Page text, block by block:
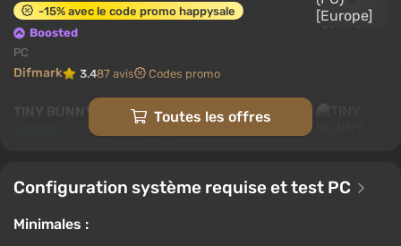
-15% avec le code promo happysale
Boosted
PC
Difmark 3.487 avis Codes promo
TINY BUNNY Steam PC Gift AUTO DELIVERY
€3
-1%
ggsel 457 avis Support sur VGTimes
Tiny Bunny Steam Gift / Russia + WORLD /
Toutes les offres
Configuration système requise et test PC
Minimales :